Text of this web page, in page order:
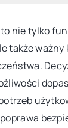
nie tylko
także